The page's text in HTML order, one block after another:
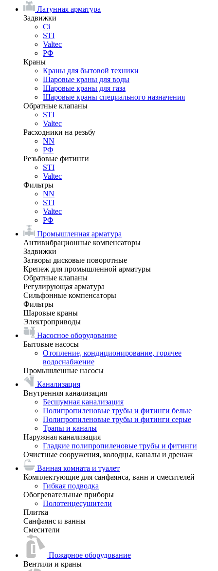
Латунная арматура
Задвижки
Ci
STI
Valtec
РФ
Краны
Краны для бытовой техники
Шаровые краны для воды
Шаровые краны для газа
Шаровые краны специального назначения
Обратные клапаны
STI
Valtec
Расходники на резьбу
NN
РФ
Резьбовые фитинги
STI
Valtec
Фильтры
NN
STI
Valtec
РФ
Промышленная арматура
Антивибрационные компенсаторы
Задвижки
Затворы дисковые поворотные
Крепеж для промышленной арматуры
Обратные клапаны
Регулирующая арматура
Сильфонные компенсаторы
Фильтры
Шаровые краны
Электроприводы
Насосное оборудование
Бытовые насосы
Отопление, кондиционирование, горячее
водоснабжение
Промышленные насосы
Канализация
Внутренняя канализация
Бесшумная канализация
Полипропиленовые трубы и фитинги белые
Полипропиленовые трубы и фитинги серые
Трапы и каналы
Наружная канализация
Гладкие полипропиленовые трубы и фитинги
Очистные сооружения, колодцы, каналы и дренаж
Ванная комната и туалет
Комплектующие для санфаянса, ванн и смесителей
Гибкая подводка
Обогревательные приборы
Полотенцесушители
Плитка
Санфаянс и ванны
Смесители
Пожарное оборудование
Вентили и краны